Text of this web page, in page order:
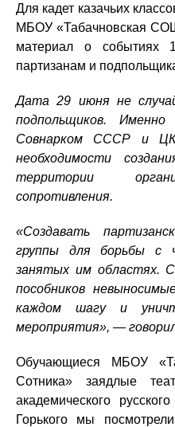
Для кадет казачьих
МБОУ «Табачновская
материал о событиях
партизанам и
Дата 29 июня не
подпольщиков.
Совнарком СССР и
необходимости
территории
сопротивления.
«Создавать
группы для борьбы с
занятых им областях.
пособников
каждом шагу и
мероприятия», —
Обучающиеся МБОУ
Сотника» заядлые
академического
Горького мы